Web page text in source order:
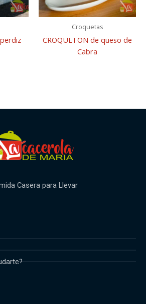
Croquetas
CROQUETON de queso de
Cabra
Casera para Llevar